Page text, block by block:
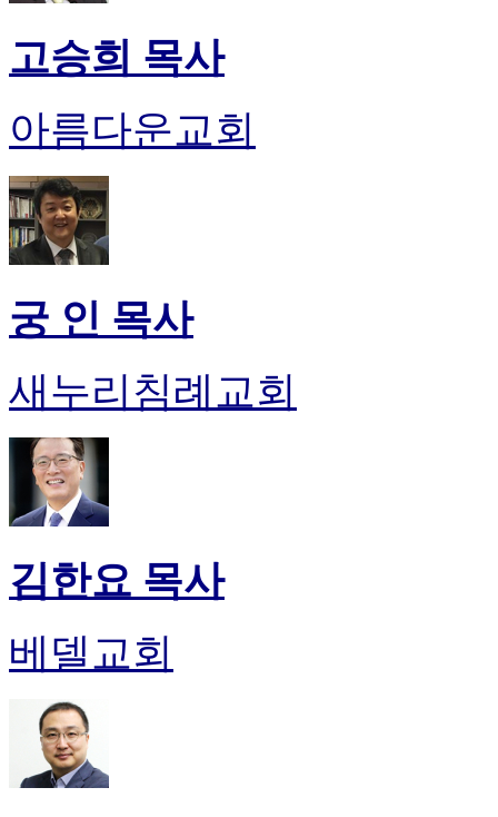
고승희 목사
아름다운교회
궁 인 목사
새누리침례교회
김한요 목사
베델교회